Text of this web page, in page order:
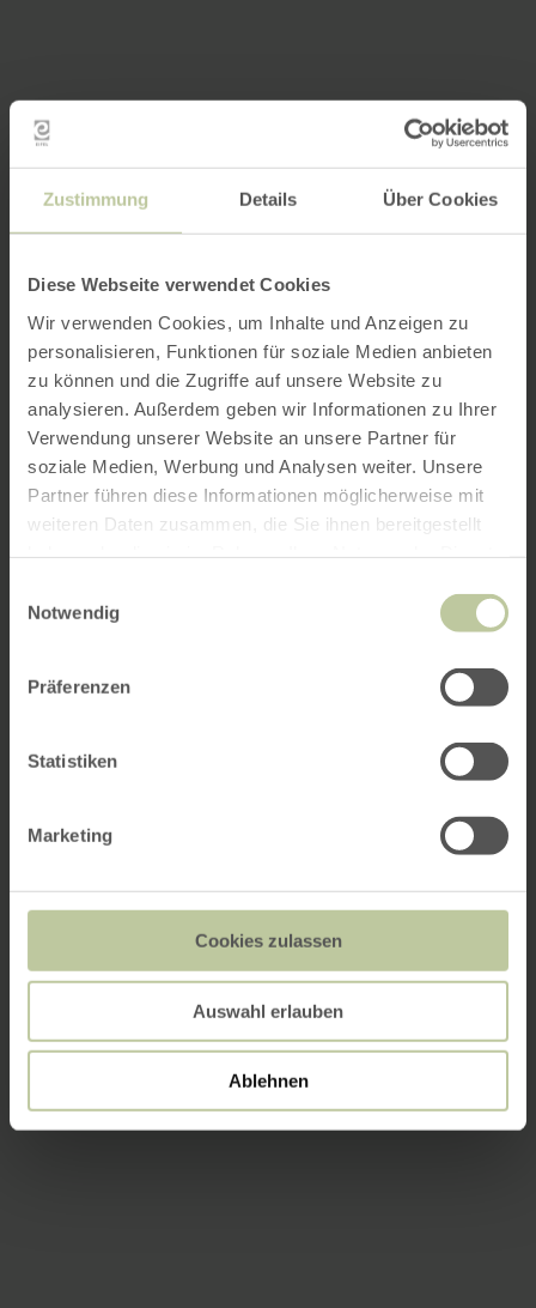
Zustimmung Details Über Cookies
Diese Webseite verwendet Cookies
Wir verwenden Cookies, um Inhalte und Anzeigen zu
personalisieren, Funktionen für soziale Medien anbieten
zu können und die Zugriffe auf unsere Website zu
analysieren. Außerdem geben wir Informationen zu Ihrer
Verwendung unserer Website an unsere Partner für
soziale Medien, Werbung und Analysen weiter. Unsere
Partner führen diese Informationen möglicherweise mit
weiteren Daten zusammen, die Sie ihnen bereitgestellt
Notwendig
Präferenzen
Statistiken
Marketing
Cookies zulassen
Auswahl erlauben
Ablehnen